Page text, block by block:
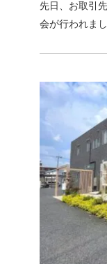
先日、お取引
会が行われまし